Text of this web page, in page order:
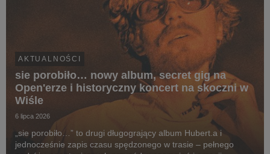
AKTUALNOŚCI
sie porobiło… nowy album, secret gig na
Open'erze i historyczny koncert na skoczni w
Wiśle
6 lipca 2026
„sie porobiło…” to drugi długogrający album Hubert.a i
jednocześnie zapis czasu spędzonego w trasie – pełnego